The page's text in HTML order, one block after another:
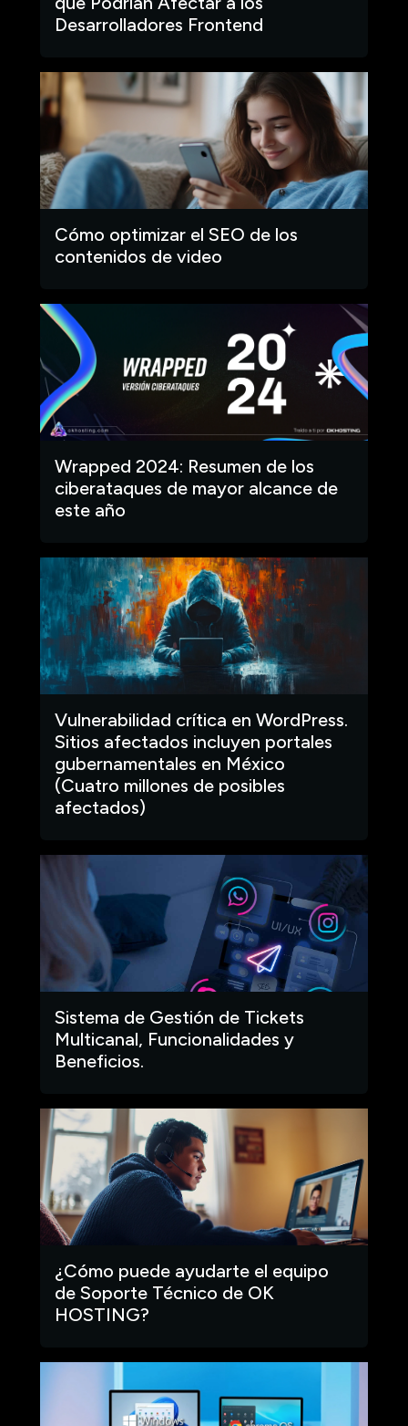
Desarrolladores Frontend
Cómo optimizar el SEO de los
contenidos de video
Wrapped 2024: Resumen de los
ciberataques de mayor alcance de
este año
Vulnerabilidad crítica en WordPress.
Sitios afectados incluyen portales
gubernamentales en México
(Cuatro millones de posibles
afectados)
Sistema de Gestión de Tickets
Multicanal, Funcionalidades y
Beneficios.
¿Cómo puede ayudarte el equipo
de Soporte Técnico de OK
HOSTING?